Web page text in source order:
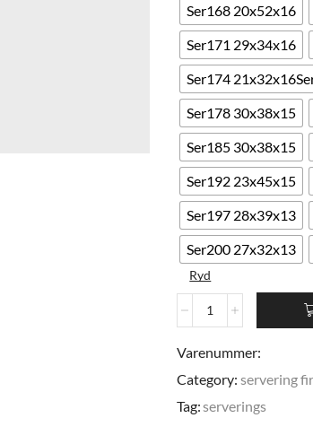
Ser168 20x52x16
Ser171 29x34x16
Ser174
Ser178 30x38x15
Ser185 30x38x15
Ser192 23x45x15
Ser197 28x39x13
Ser200 27x32x13
Ryd
Varenummer:
Category: servering
Tag:serverings